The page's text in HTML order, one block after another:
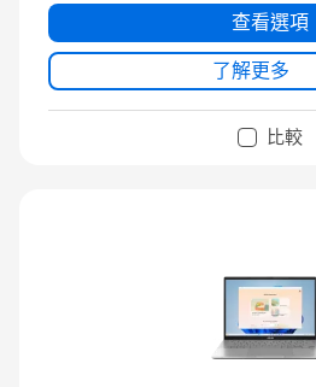
查看選項
了解更多
比較